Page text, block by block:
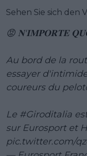
Sehen Sie sich den
😡 𝐍'𝐈𝐌𝐏𝐎𝐑𝐓𝐄
Au bord de la
essayer
coureurs du
Le #Giroditalia
sur Eurosport et
pic.twitter.com/